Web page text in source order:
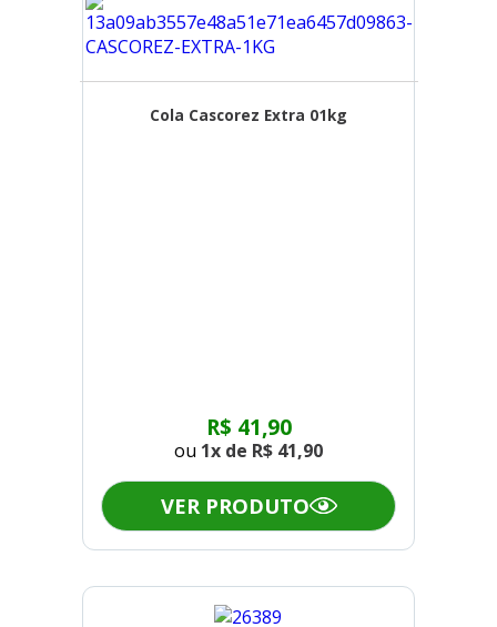
Cola Cascorez Extra 01kg
R$ 41,90
ou 1x de R$ 41,90
VER PRODUTO